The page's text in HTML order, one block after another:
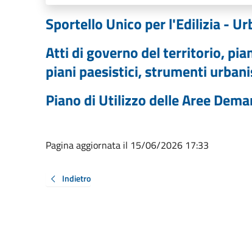
Sportello Unico per l'Edilizia -
Atti di governo del territorio,
piani paesistici, strumenti
Piano di Utilizzo delle Aree
Pagina aggiornata il 15/06/2026 17:33
Indietro